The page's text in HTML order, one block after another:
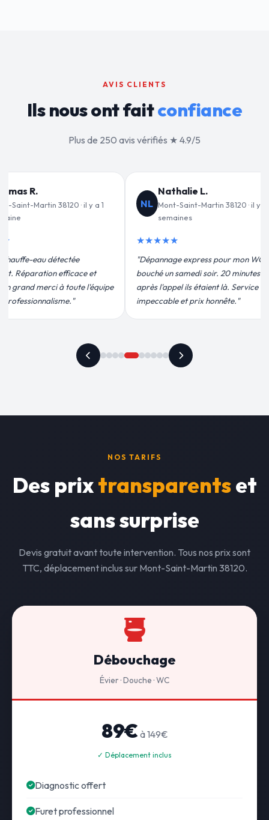
AVIS CLIENTS
Ils nous ont faitconfiance
Plus de 250 avis vérifiés ★ 4.9/5
38120 · il y a 2
pour mon WC
20 minutes
là. Service
Jean-François C.
Mont-Saint-Martin 38120 · il y a 3
semaines
★★★★★
"Remplacement de mon chauffe-eau en
moins de 2h. Équipe très pro, devis
conforme, chantier propre. Je
recommande vivement."
NOS TARIFS
Des prixtransparentset
sans surprise
Devis gratuit avant toute intervention. Tous nos prix sont
TTC, déplacement inclus sur Mont-Saint-Martin 38120.
Débouchage
Évier · Douche · WC
89€ à 149€
✓ Déplacement inclus
Diagnostic offert
Furet professionnel